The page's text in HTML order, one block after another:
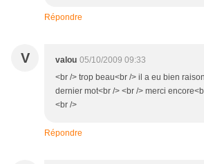
Répondre
V valou 05/10/2009 09:33
<br /> trop beau<br /> il a eu bien
dernier mot<br /> <br /> merci
<br />
Répondre